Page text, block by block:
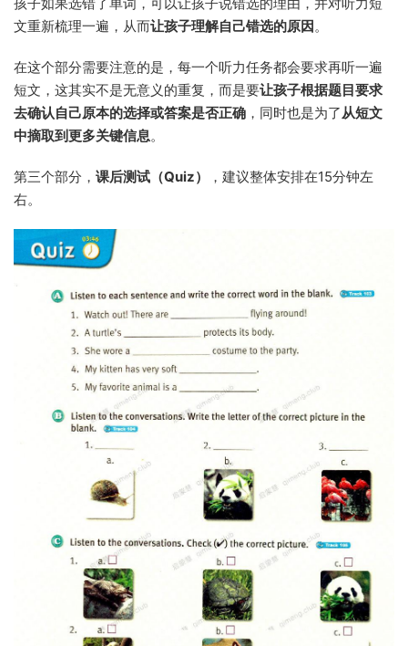
文重新梳理一遍，从而让孩子理解自己错选的原因。
在这个部分需要注意的是，每一个听力任务都会要求再听一遍
短文，这其实不是无意义的重复，而是要让孩子根据题目要求
去确认自己原本的选择或答案是否正确 ，同时也是为了从短文
中摘取到更多关键信息。
第三个部分， 课后测试（Quiz）
，建议整体安排在15分钟左
右。